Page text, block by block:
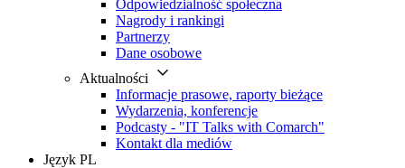
Odpowiedzialność społeczna
Nagrody i rankingi
Partnerzy
Dane osobowe
Aktualności
Informacje prasowe, raporty bieżące
Wydarzenia, konferencje
Podcasty - "IT Talks with Comarch"
Kontakt dla mediów
Język PL